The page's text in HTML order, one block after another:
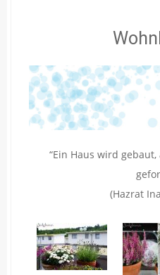
“Ein Haus wird
(Hazrat